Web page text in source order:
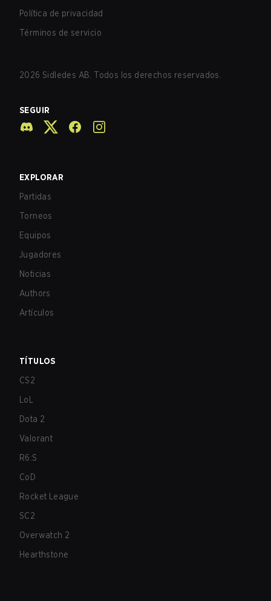
Política de privacidad
Términos de servicio
2026 Sidledes AB. Todos los derechos reservados.
SEGUIR
EXPLORAR
Partidas
Torneos
Equipos
Jugadores
Noticias
Authors
Artículos
TÍTULOS
CS2
LoL
Dota 2
Valorant
R6:S
CoD
Rocket League
SC2
Overwatch 2
Hearthstone